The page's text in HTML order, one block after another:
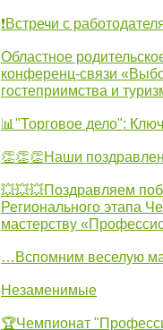
❗Встречи с
Областное
конференц-связи
гостеприимства и
📊"Торговое дело":
👏👏👏Наши
💥💥💥Поздравляем
Регионального этапа
мастерству
…Вспомним веселую
Незаменимые
🏆Чемпионат